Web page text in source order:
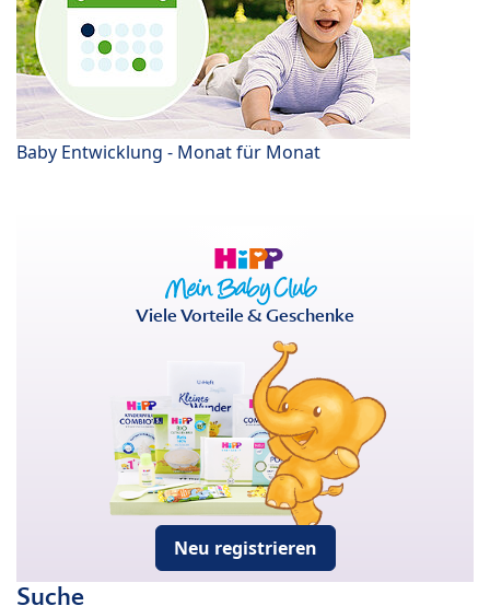
Baby Entwicklung - Monat für Monat
Viele Vorteile & Geschenke
Neu registrieren
Suche